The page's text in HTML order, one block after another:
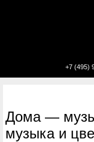
+7 (495)
Дома —
музыка и